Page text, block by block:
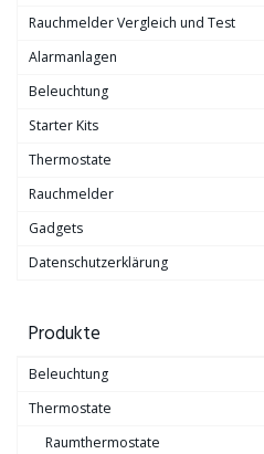
Rauchmelder Vergleich und Test
Alarmanlagen
Beleuchtung
Starter Kits
Thermostate
Rauchmelder
Gadgets
Datenschutzerklärung
Produkte
Beleuchtung
Thermostate
Raumthermostate